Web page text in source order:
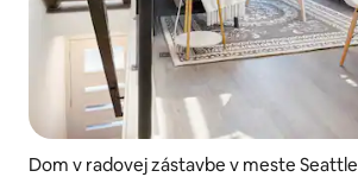
Dom v radovej zástavbe v meste Seattle